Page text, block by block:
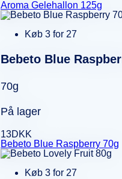
Aroma Gelehallon 125g
Køb 3 for 27
Bebeto Blue
70g
På lager
13DKK
Bebeto Blue Raspberry 70g
Køb 3 for 27